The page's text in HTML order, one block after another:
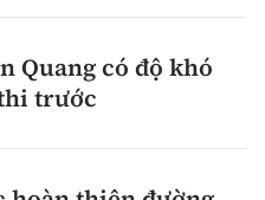
Quang có độ khó
trước